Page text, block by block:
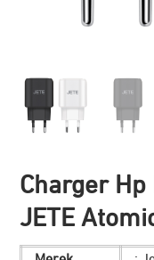
Charger Hp
JETE